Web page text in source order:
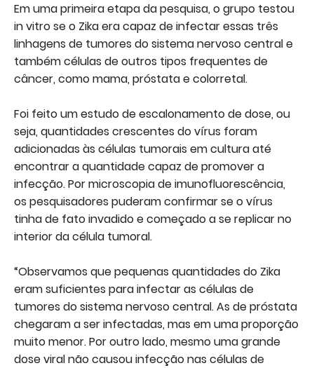
Em uma primeira etapa da pesquisa, o grupo testou
in vitro se o Zika era capaz de infectar essas três
linhagens de tumores do sistema nervoso central e
também células de outros tipos frequentes de
câncer, como mama, próstata e colorretal.
Foi feito um estudo de escalonamento de dose, ou
seja, quantidades crescentes do vírus foram
adicionadas às células tumorais em cultura até
encontrar a quantidade capaz de promover a
infecção. Por microscopia de imunofluorescência,
os pesquisadores puderam confirmar se o vírus
tinha de fato invadido e começado a se replicar no
interior da célula tumoral.
“Observamos que pequenas quantidades do Zika
eram suficientes para infectar as células de
tumores do sistema nervoso central. As de próstata
chegaram a ser infectadas, mas em uma proporção
muito menor. Por outro lado, mesmo uma grande
dose viral não causou infecção nas células de